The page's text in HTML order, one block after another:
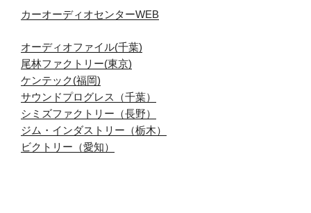
カーオーディオセンターWEB
オーディオファイル(千葉)
尾林ファクトリー(東京)
ケンテック(福岡)
サウンドプログレス（千葉）
シミズファクトリー（長野）
ジム・インダストリー（栃木）
ビクトリー（愛知）